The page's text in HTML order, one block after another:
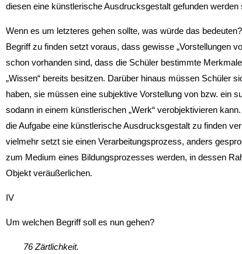
diesen eine künstlerische Ausdrucksgestalt gefunden werden
Wenn es um letzteres gehen sollte, was würde das
Begriff zu finden setzt voraus, dass gewisse „Vorstellungen
schon vorhanden sind, dass die Schüler bestimmte
„Wissen“ bereits besitzen. Darüber hinaus müssen Schüler
haben, sie müssen eine subjektive Vorstellung von bzw. ein
sodann in einem künstlerischen „Werk“ verobjektivieren
die Aufgabe eine künstlerische Ausdrucksgestalt zu finden
vielmehr setzt sie einen Verarbeitungsprozess, anders
zum Medium eines Bildungsprozesses werden, in dessen
Objekt veräußerlichen.
IV
Um welchen Begriff soll es nun gehen?
76 Zärtlichkeit.